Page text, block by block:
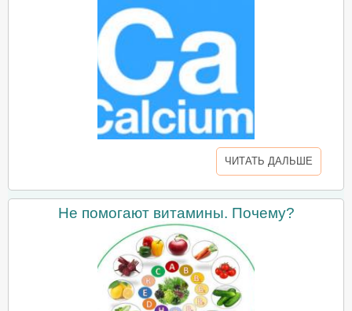
ЧИТАТЬ ДАЛЬШЕ
Не помогают витамины. Почему?